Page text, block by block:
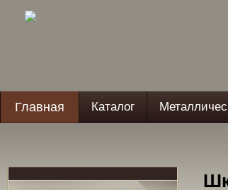
Главная Каталог